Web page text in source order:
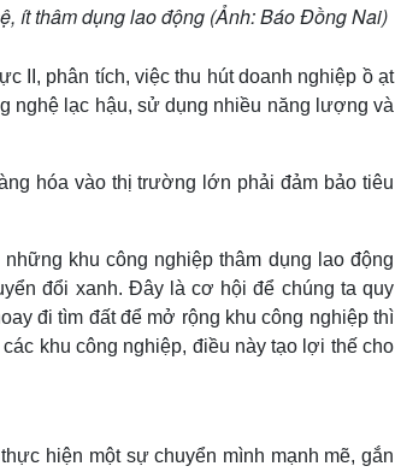
ít thâm dụng lao động (Ảnh: Báo Đồng Nai)
II, phân tích, việc thu hút doanh nghiệp ồ ạt
nghệ lạc hậu, sử dụng nhiều năng lượng và
hóa vào thị trường lớn phải đảm bảo tiêu
khu công nghiệp thâm dụng lao động
đổi xanh. Đây là cơ hội để chúng ta quy
đi tìm đất để mở rộng khu công nghiệp thì
khu công nghiệp, điều này tạo lợi thế cho
hiện một sự chuyển mình mạnh mẽ, gắn